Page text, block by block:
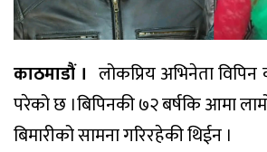
काठमाडौं । लोकप्रिय अभिनेता
परेको छ ।बिपिनकी ७२ बर्षकि आमा
बिमारीको सामना गरिरहेकी थिईन ।